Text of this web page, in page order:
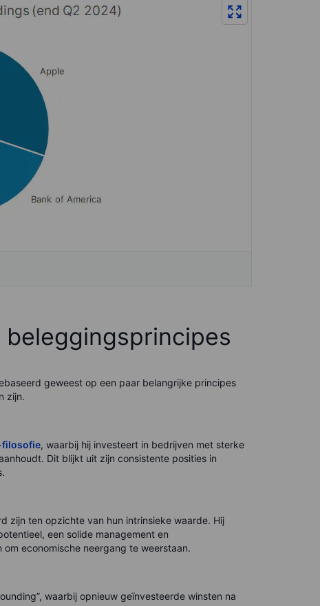
geweest op een paar belangrijke principes
zijn.
filosofie, waarbij hij investeert in bedrijven met sterke
Dit blijkt uit zijn consistente posities in
zijn ten opzichte van hun intrinsieke waarde. Hij
een solide management en
economische neergang te weerstaan.
waarbij opnieuw geïnvesteerde winsten na